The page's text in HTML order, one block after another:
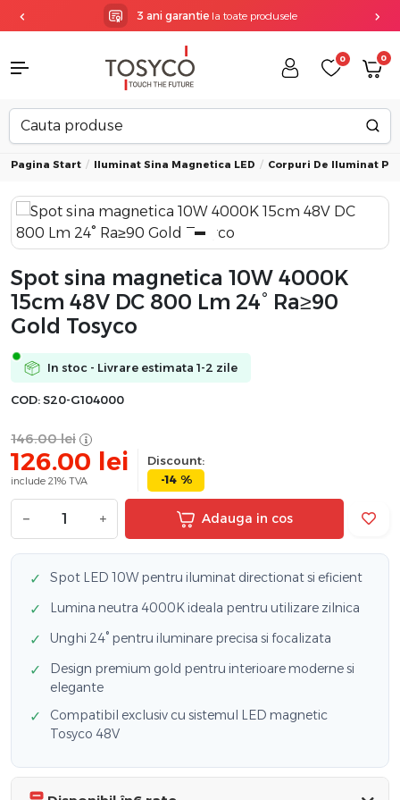
3 ani garantiela toate produsele
0 0
Pagina Start Iluminat Sina Magnetica LED Corpuri De Iluminat
Spot sina magnetica 10W 4000K
15cm 48V DC 800 Lm 24° Ra≥90
Gold Tosyco
In stoc - Livrare estimata 1-2 zile
COD: S20-G104000
146.00 lei
126.00 lei
include 21% TVA
Discount:
-14 %
− + Adauga in cos
✓ Spot LED 10W pentru iluminat directionat si eficient
✓ Lumina neutra 4000K ideala pentru utilizare zilnica
✓ Unghi 24° pentru iluminare precisa si focalizata
✓
Design premium gold pentru interioare moderne si
elegante
✓
Compatibil exclusiv cu sistemul LED magnetic
Tosyco 48V